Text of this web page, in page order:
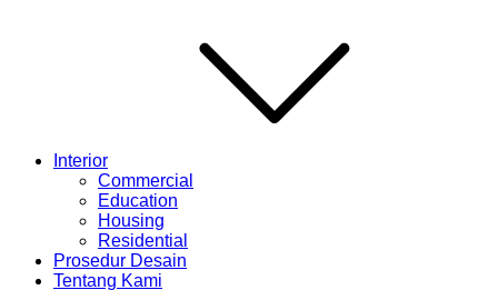
Interior
Commercial
Education
Housing
Residential
Prosedur Desain
Tentang Kami